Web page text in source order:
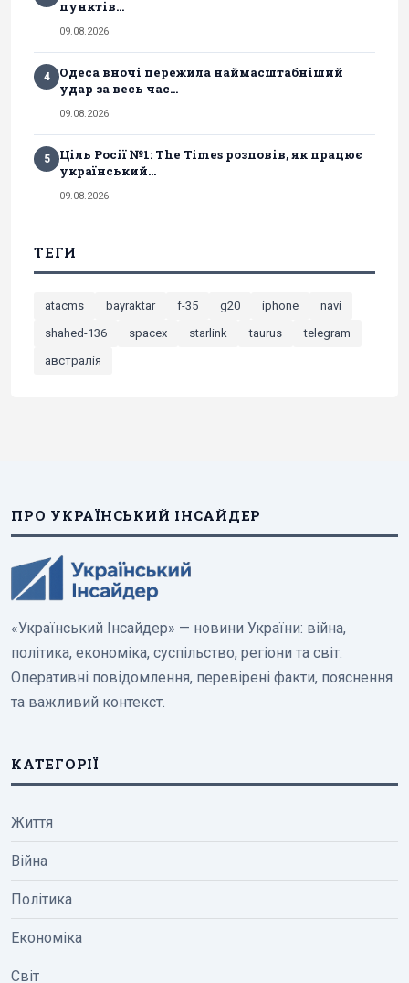
пунктів...
09.08.2026
4
Одеса вночі пережила наймасштабніший
удар за весь час...
09.08.2026
5
Ціль Росії №1: The Times розповів, як працює
український...
09.08.2026
ТЕГИ
atacms bayraktar f-35 g20 iphone
navi
shahed-136
spacex starlink taurus
telegram
австралія
ПРО УКРАЇНСЬКИЙ ІНСАЙДЕР
«Український Інсайдер» — новини України: війна,
політика, економіка, суспільство, регіони та світ.
Оперативні повідомлення, перевірені факти, пояснення
та важливий контекст.
КАТЕГОРІЇ
Життя
Війна
Політика
Економіка
Світ